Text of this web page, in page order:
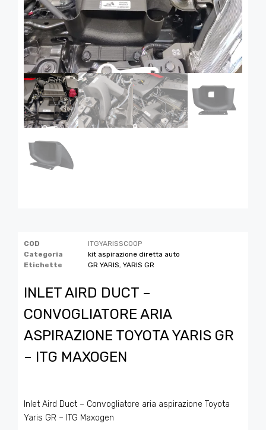
COD
ITGYARISSCOOP
Categoria
kit aspirazione diretta auto
Etichette
GR YARIS YARIS GR
INLET AIRD DUCT –
CONVOGLIATORE ARIA
ASPIRAZIONE TOYOTA YARIS GR
– ITG MAXOGEN
Inlet Aird Duct – Convogliatore aria aspirazione Toyota
Yaris GR – ITG Maxogen